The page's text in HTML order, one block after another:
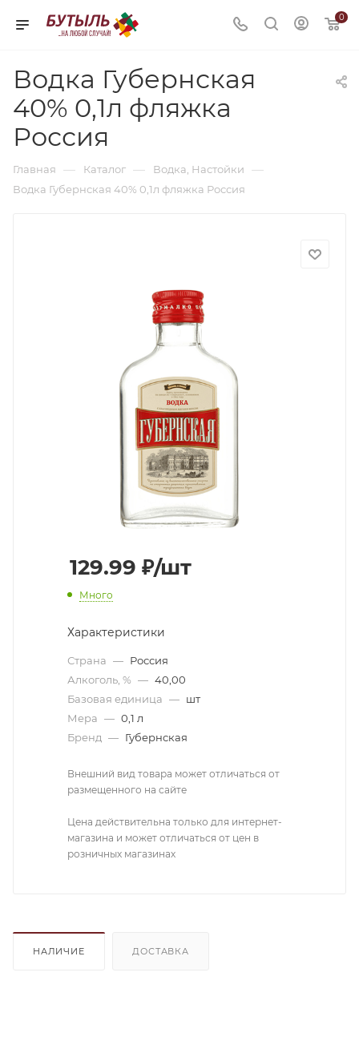
0
Водка Губернская
40% 0,1л фляжка
Россия
Главная — Каталог — Водка, Настойки —
Водка Губернская 40% 0,1л фляжка Россия
129.99 ₽/шт
Много
Характеристики
Страна — Россия
Алкоголь, % — 40,00
Базовая единица — шт
Мера — 0,1 л
Бренд — Губернская
Внешний вид товара может отличаться от
размещенного на сайте
Цена действительна только для интернет-
магазина и может отличаться от цен в
розничных магазинах
НАЛИЧИЕ ДОСТАВКА